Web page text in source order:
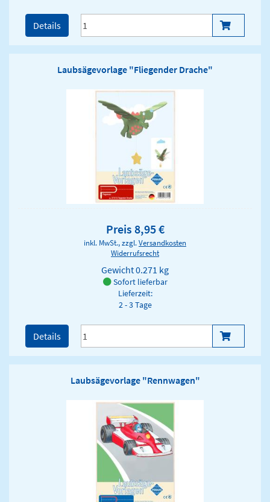
Details
Laubsägevorlage "Fliegender Drache"
Preis 8,95 €
inkl. MwSt., zzgl.Versandkosten
Widerrufsrecht
Gewicht0.271 kg
Sofort lieferbar
Lieferzeit:
2 - 3 Tage
Details
Laubsägevorlage "Rennwagen"